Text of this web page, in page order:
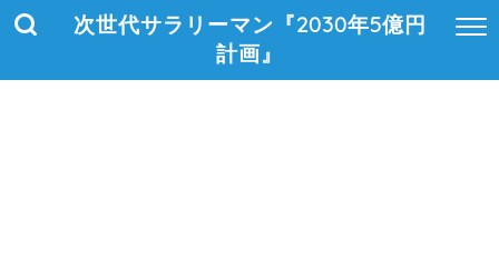
次世代サラリーマン『2030年5億円
計画』